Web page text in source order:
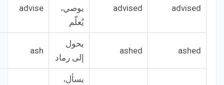
advised
advised
يوصي،
يُعلّم
advise
ashed
ashed
يحول
إلى رماد
ash
يسأل،